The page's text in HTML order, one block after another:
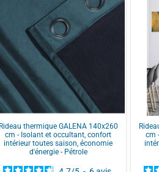
Rideau thermique GALENA 140x260
cm - Isolant et occultant, confort
intérieur toutes saison, économie
d'énergie - Pétrole
cm